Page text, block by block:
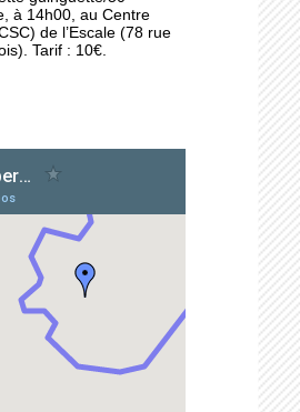
de
animaux
en
les
à 14h00, au Centre
de l’Escale (78 rue
Tarif : 10€.